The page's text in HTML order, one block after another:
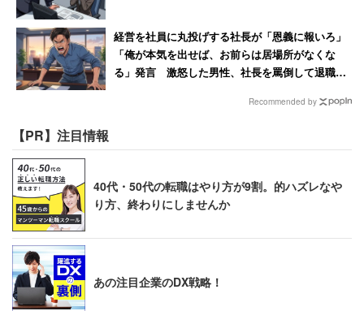
経営を社員に丸投げする社長が「恩義に報いろ」
「俺が本気を出せば、お前らは居場所がなくな
る」発言 激怒した男性、社長を罵倒して退職
Recommended by
【PR】注目情報
40代・50代の転職はやり方が9割。的ハズレなや
り方、終わりにしませんか
あの注目企業のDX戦略！